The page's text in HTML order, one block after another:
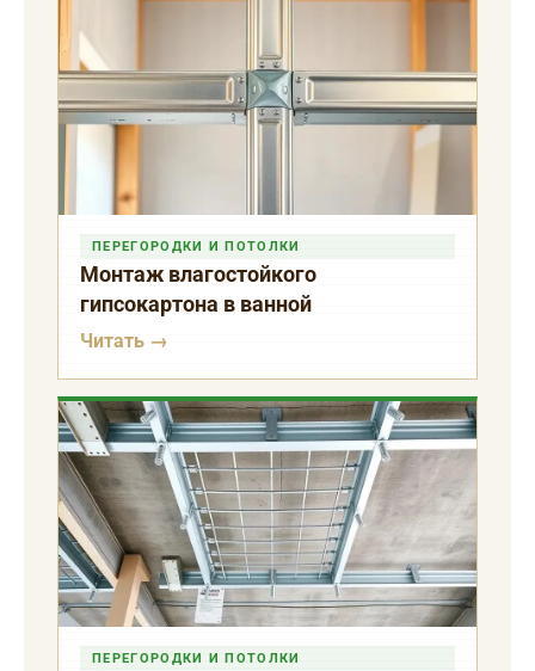
ПЕРЕГОРОДКИ И ПОТОЛКИ
Монтаж влагостойкого
гипсокартона в ванной
Читать →
ПЕРЕГОРОДКИ И ПОТОЛКИ